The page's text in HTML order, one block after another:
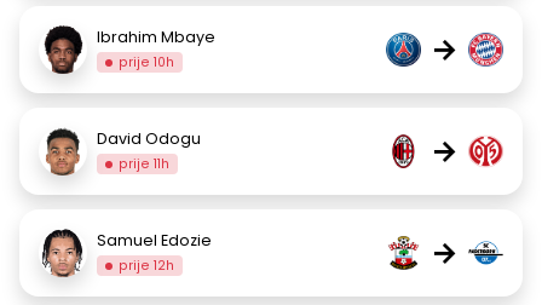
Ibrahim Mbaye
prije 10h →
David Odogu
prije 11h →
Samuel Edozie
prije 12h →